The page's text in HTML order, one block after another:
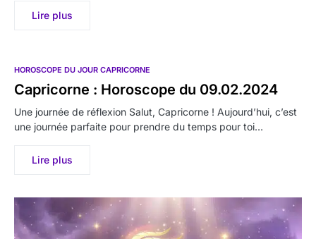
Lire plus
HOROSCOPE DU JOUR CAPRICORNE
Capricorne : Horoscope du 09.02.2024
Une journée de réflexion Salut, Capricorne ! Aujourd’hui, c’est
une journée parfaite pour prendre du temps pour toi…
Lire plus